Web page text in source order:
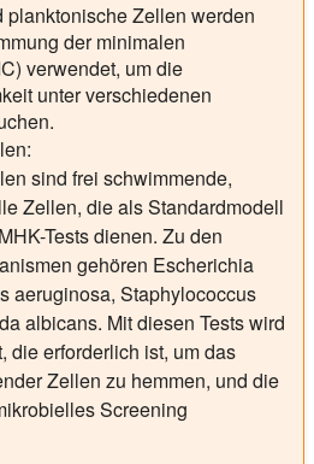
Zellen werden
der minimalen
verwendet, um die
unter verschiedenen
sind frei schwimmende,
Zellen, die als Standardmodell
Tests dienen. Zu den
gehören Escherichia
aeruginosa, Staphylococcus
albicans. Mit diesen Tests wird
die erforderlich ist, um das
Zellen zu hemmen, und die
Screening